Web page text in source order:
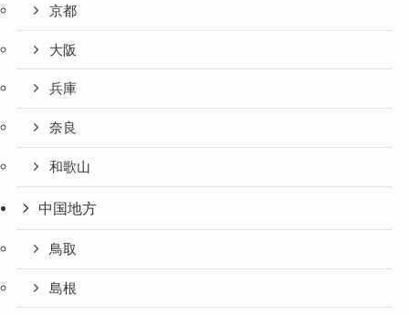
京都
大阪
兵庫
奈良
和歌山
中国地方
鳥取
島根